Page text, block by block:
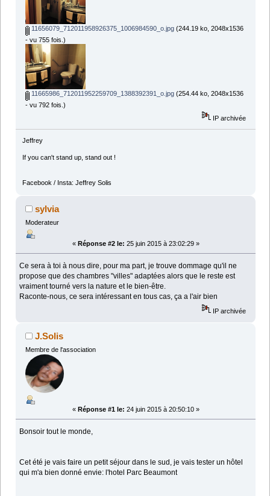
11656079_712011958926375_1006984590_o.jpg(244.19 ko, 2048x1536
- vu 755 fois.)
11665986_712011952259709_1388392391_o.jpg(254.44 ko, 2048x1536
- vu 792 fois.)
IP archivée
Jeffrey
If you can't stand up, stand out !
Facebook / Insta: Jeffrey Solis
sylvia
Moderateur
« Réponse #2 le: 25 juin 2015 à 23:02:29 »
Ce sera à toi à nous dire, pour ma part, je trouve dommage qu'il ne
propose que des chambres "villes" adaptées alors que le reste est
vraiment tourné vers la nature et le bien-être.
Raconte-nous, ce sera intéressant en tous cas, ça a l'air bien
IP archivée
J.Solis
Membre de l'association
« Réponse #1 le: 24 juin 2015 à 20:50:10 »
Bonsoir tout le monde,
Cet été je vais faire un petit séjour dans le sud, je vais tester un hôtel
qui m'a bien donné envie: l'hotel Parc Beaumont